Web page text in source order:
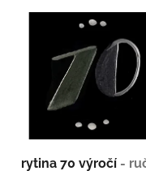
rytina 70 výročí -